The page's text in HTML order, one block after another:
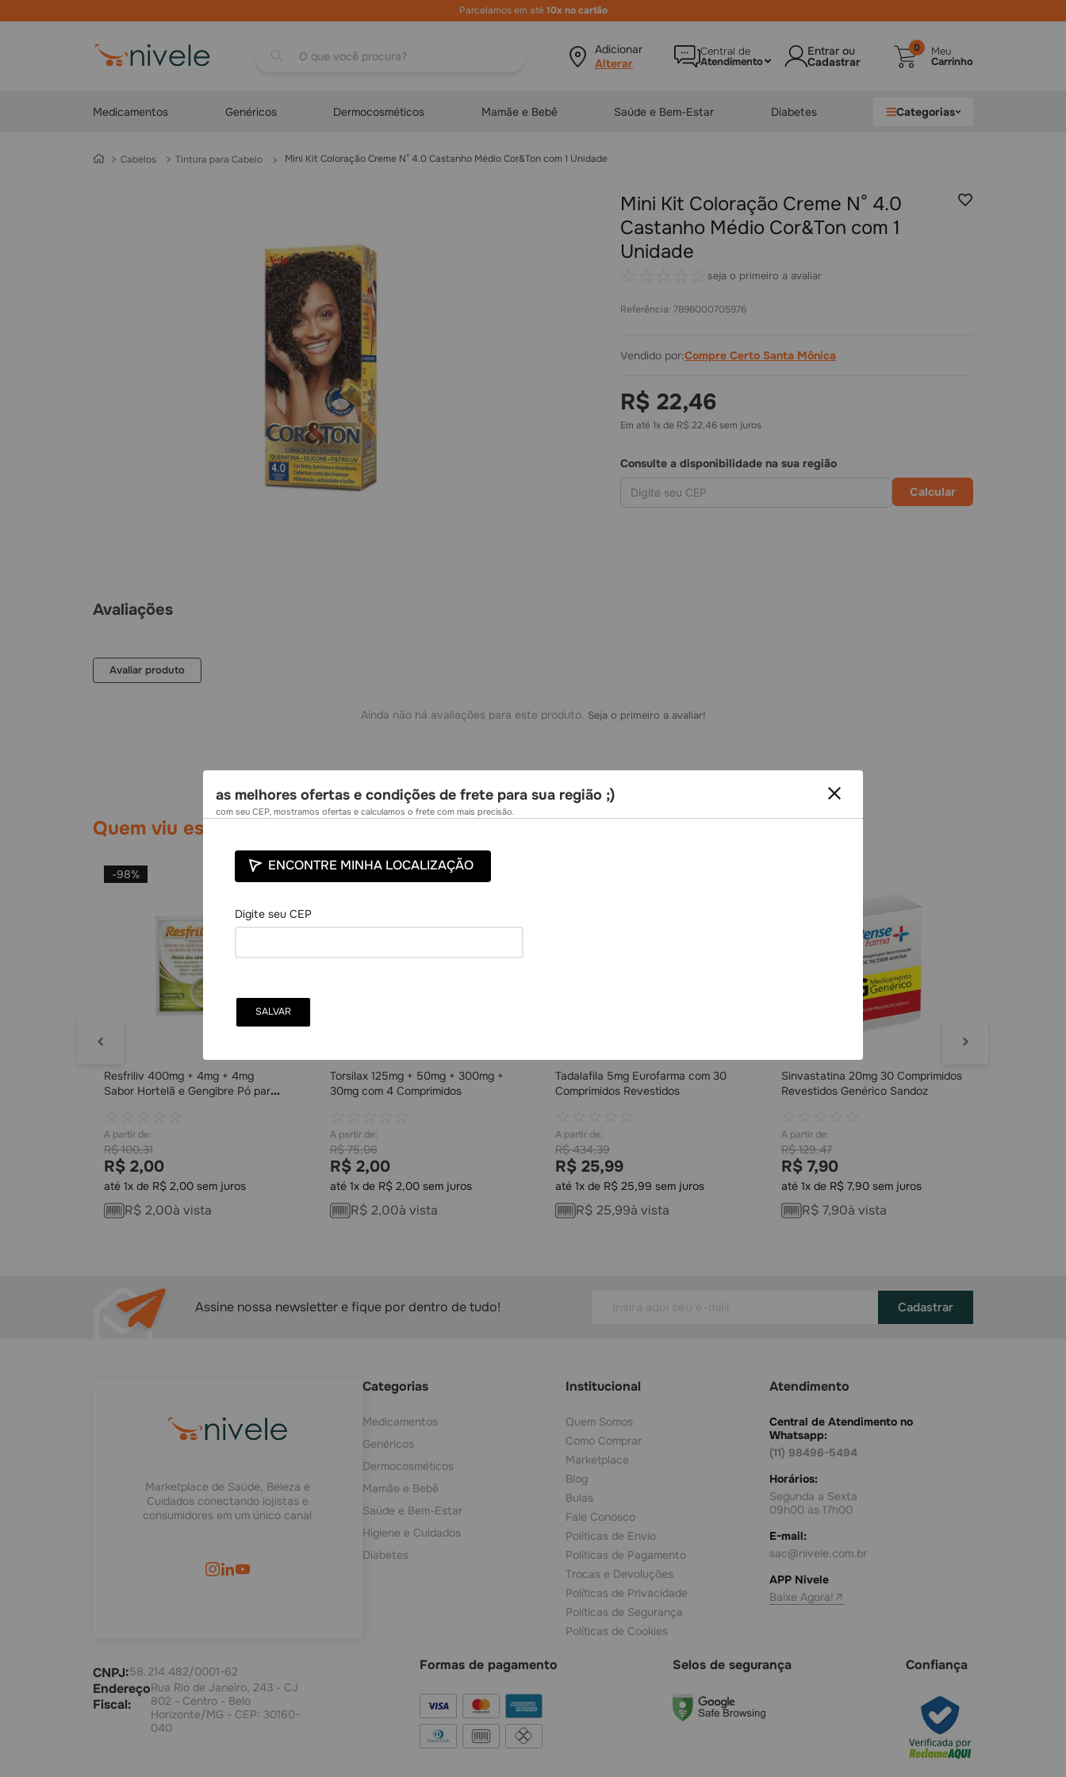
Parcelamos em até10x no cartão
O que você procura? Adicionar local Central de
Atendimento
0 Meu
Carrinho
Medicamentos Genéricos Dermocosméticos Mamãe e Bebê Saúde e Bem-Estar Diabetes Categorias
Cabelos Tintura para Cabelo Mini Kit Coloração Creme N° 4.0 Castanho Médio Cor&Ton com 1 Unidade
Mini Kit Coloração Creme N° 4.0
Castanho Médio Cor&Ton com 1
Unidade
seja o primeiro a avaliar
Referência: 7896000705976
Vendido por:Compre Certo Santa Mônica
R$ 22,46
Em até 1x de R$ 22,46sem juros
Consulte a disponibilidade na sua região
Calcular
Avaliações
Avaliar produto
Ainda não há avaliações para este produto. Seja o primeiro a avaliar!
Quem viu esse, viu também
-98%
Resfriliv 400mg + 4mg + 4mg
Sabor Hortelã e Gengibre Pó para
R$ 100,31
R$ 2,00
até1x de R$ 2,00 sem juros
R$ 2,00à vista
-97%
Torsilax 125mg + 50mg + 300mg +
30mg com 4 Comprimidos
R$ 75,06
R$ 2,00
até 1x de R$ 2,00sem juros
R$ 2,00à vista
Tadalafila 5mg Eurofarma com 30
Comprimidos Revestidos
R$ 434,39
R$ 25,99
até1x de R$ 25,99 sem juros
R$ 25,99à vista
Sinvastatina 20mg 30 Comprimidos
Revestidos Genérico Sandoz
R$ 129,47
R$ 7,90
até 1x de R$ 7,90sem juros
R$ 7,90à vista
Assine nossa newsletter e fique por dentro de tudo! Cadastrar
Marketplace de Saúde, Beleza e
Cuidados conectando lojistas e
consumidores em um único canal
Categorias
Medicamentos
Genéricos
Dermocosméticos
Mamãe e Bebê
Saúde e Bem-Estar
Higiene e Cuidados
Diabetes
Institucional
Quem Somos
Como Comprar
Marketplace
Blog
Bulas
Fale Conosco
Políticas de Envio
Políticas de Pagamento
Trocas e Devoluções
Políticas de Privacidade
Políticas de Segurança
Políticas de Cookies
Atendimento
Central de Atendimento no
Whatsapp:
(11) 98496-5494
Horários:
Segunda a Sexta
09h00 às 17h00
E-mail:
sac@nivele.com.br
APP Nivele
Baixe Agora!
CNPJ:58.214.482/0001-62
Endereço
Fiscal:
Rua Rio de Janeiro, 243 - CJ
802 - Centro - Belo
Horizonte/MG - CEP: 30160-
040
Formas de pagamento Selos de segurança Confiança
as melhores ofertas e condições de frete para sua região ;)
com seu CEP, mostramos ofertas e calculamos o frete com mais precisão.
ENCONTRE MINHA LOCALIZAÇÃO